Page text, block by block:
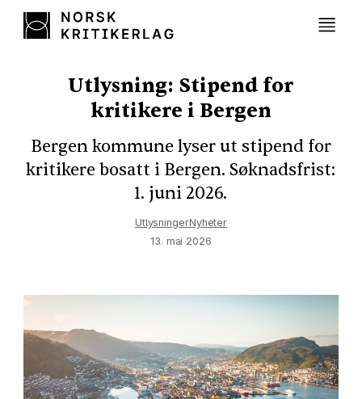
Utlysning: Stipend for
kritikere i Bergen
Bergen kommune lyser ut stipend for
kritikere bosatt i Bergen. Søknadsfrist:
1. juni 2026.
UtlysningerNyheter
13. mai 2026